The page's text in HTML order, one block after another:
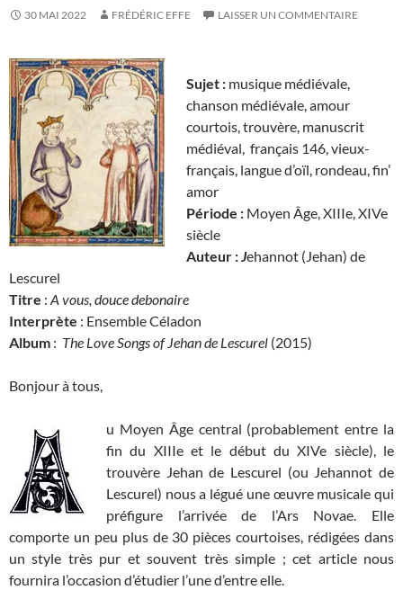
30 MAI 2022 FRÉDÉRIC EFFE LAISSER UN COMMENTAIRE
Sujet : musique médiévale,
chanson médiévale, amour
courtois, trouvère, manuscrit
médiéval, français 146, vieux-
français, langue d’oïl, rondeau, fin’
amor
Période : Moyen Âge, XIIIe, XIVe
siècle
Auteur :Jehannot (Jehan) de
Lescurel
Titre : A vous, douce debonaire
Interprète : Ensemble Céladon
Album : The Love Songs of Jehan de Lescurel (2015)
Bonjour à tous,
u Moyen Âge central (probablement entre la
fin du XIIIe et le début du XIVe siècle), le
trouvère Jehan de Lescurel (ou Jehannot de
Lescurel) nous a légué une œuvre musicale qui
préfigure l’arrivée de l’Ars Novae. Elle
comporte un peu plus de 30 pièces courtoises, rédigées dans
un style très pur et souvent très simple ; cet article nous
fournira l’occasion d’étudier l’une d’entre elle.